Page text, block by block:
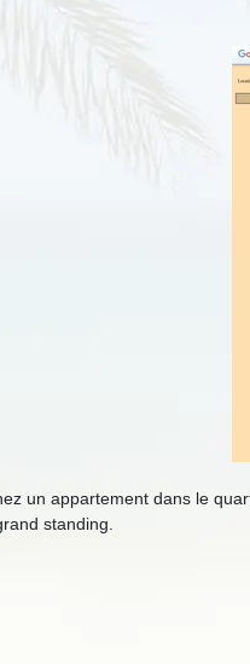
un appartement dans le
standing.